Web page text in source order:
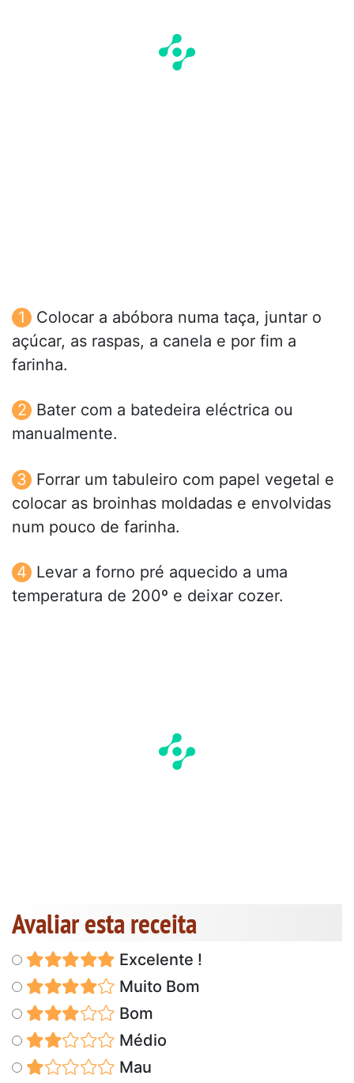
Colocar a abóbora numa taça, juntar o
açúcar, as raspas, a canela e por fim a
farinha.
Bater com a batedeira eléctrica ou
manualmente.
Forrar um tabuleiro com papel vegetal e
colocar as broinhas moldadas e envolvidas
num pouco de farinha.
Levar a forno pré aquecido a uma
temperatura de 200º e deixar cozer.
Avaliar esta receita
Excelente !
Muito Bom
Bom
Médio
Mau